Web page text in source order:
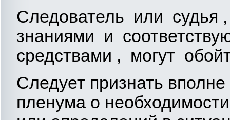
Следователь или судья
знаниями и
средствами , могут
Следует признать
пленума о